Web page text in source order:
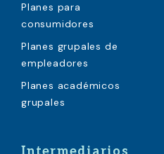
Planes para
consumidores
Planes grupales de
empleadores
Planes académicos
grupales